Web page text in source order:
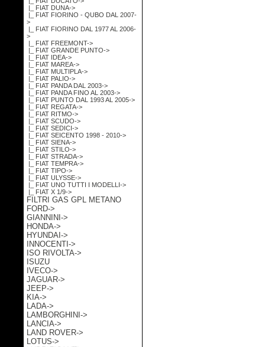
|_ FIAT DUNA->
|_ FIAT FIORINO - QUBO DAL 2007-
>
|_ FIAT FIORINO DAL 1977 AL 2006-
>
|_ FIAT FREEMONT->
|_ FIAT GRANDE PUNTO->
|_ FIAT IDEA->
|_ FIAT MAREA->
|_ FIAT MULTIPLA->
|_ FIAT PALIO->
|_ FIAT PANDA DAL 2003->
|_ FIAT PANDA FINO AL 2003->
|_ FIAT PUNTO DAL 1993 AL 2005->
|_ FIAT REGATA->
|_ FIAT RITMO->
|_ FIAT SCUDO->
|_ FIAT SEDICI->
|_ FIAT SEICENTO 1998 - 2010->
|_ FIAT SIENA->
|_ FIAT STILO->
|_ FIAT STRADA->
|_ FIAT TEMPRA->
|_ FIAT TIPO->
|_ FIAT ULYSSE->
|_ FIAT UNO TUTTI I MODELLI->
|_ FIAT X 1/9->
FILTRI GAS GPL METANO
FORD->
GIANNINI->
HONDA->
HYUNDAI->
INNOCENTI->
ISO RIVOLTA->
ISUZU
IVECO->
JAGUAR->
JEEP->
KIA->
LADA->
LAMBORGHINI->
LANCIA->
LAND ROVER->
LOTUS->